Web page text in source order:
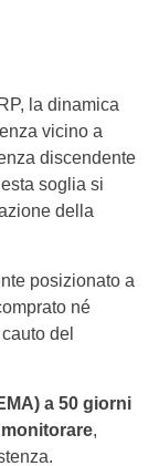
la dinamica
vicino a
discendente
soglia si
della
posizionato a
né
del
a 50 giorni
,